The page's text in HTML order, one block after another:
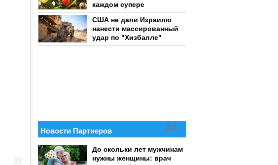
каждом супере
США не дали Израилю
нанести массированный
удар по "Хизбалле"